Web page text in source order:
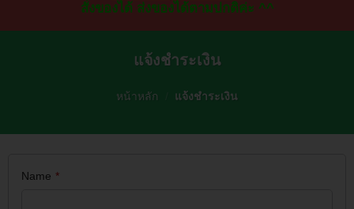
สั่งของได้ ส่งของได้ตามปกติค่ะ ^^
แจ้งชำระเงิน
หน้าหลัก แจ้งชำระเงิน
Name *